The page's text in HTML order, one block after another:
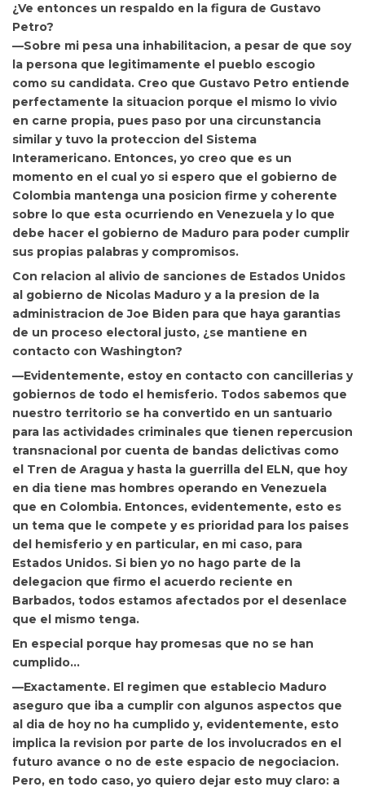
¿Ve entonces un respaldo en la figura de Gustavo
Petro?
—Sobre mi pesa una inhabilitacion, a pesar de que soy
la persona que legitimamente el pueblo escogio
como su candidata. Creo que Gustavo Petro entiende
perfectamente la situacion porque el mismo lo vivio
en carne propia, pues paso por una circunstancia
similar y tuvo la proteccion del Sistema
Interamericano. Entonces, yo creo que es un
momento en el cual yo si espero que el gobierno de
Colombia mantenga una posicion firme y coherente
sobre lo que esta ocurriendo en Venezuela y lo que
debe hacer el gobierno de Maduro para poder cumplir
sus propias palabras y compromisos.
Con relacion al alivio de sanciones de Estados Unidos
al gobierno de Nicolas Maduro y a la presion de la
administracion deJoe Biden para que haya garantias
de un proceso electoral justo, ¿se mantiene en
contacto con Washington?
—Evidentemente, estoy en contacto con cancillerias y
gobiernos de todo el hemisferio. Todos sabemos que
nuestro territorio se ha convertido en un santuario
para las actividades criminales que tienen repercusion
transnacional por cuenta de bandas delictivas como
el Tren de Aragua y hasta la guerrilla del ELN, que hoy
en dia tiene mas hombres operando en Venezuela
que en Colombia. Entonces, evidentemente, esto es
un tema que le compete y es prioridad para los paises
del hemisferio y en particular, en mi caso, para
Estados Unidos. Si bien yo no hago parte de la
delegacion que firmo el acuerdo reciente en
Barbados, todos estamos afectados por el desenlace
que el mismo tenga.
En especial porque hay promesas que no se han
cumplido…
—Exactamente. El regimen que establecio Maduro
aseguro que iba a cumplir con algunos aspectos que
al dia de hoy no ha cumplido y, evidentemente, esto
implica la revision por parte de los involucrados en el
futuro avance o no de este espacio de negociacion.
Pero, en todo caso, yo quiero dejar esto muy claro: a